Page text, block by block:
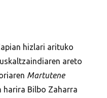
hizlari arituko
areto
Martutene
harira Bilbo Zaharra